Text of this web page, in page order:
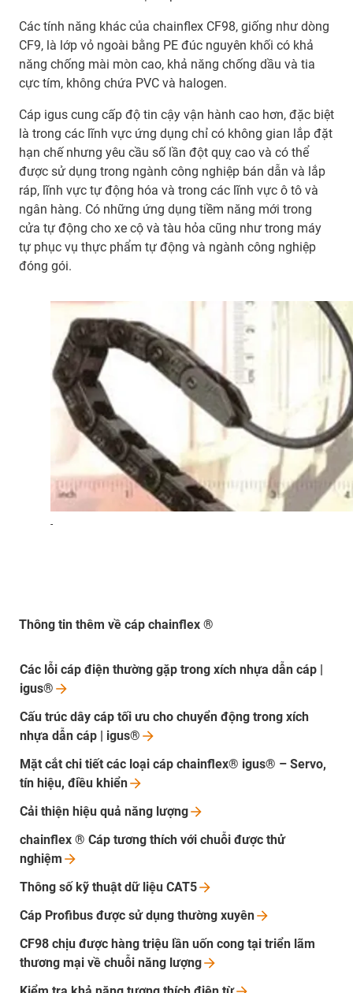
-
Các tính năng khác của chainflex CF98, giống như dòng
CF9, là lớp vỏ ngoài bằng PE đúc nguyên khối có khả
năng chống mài mòn cao, khả năng chống dầu và tia
cực tím, không chứa PVC và halogen.
Cáp igus cung cấp độ tin cậy vận hành cao hơn, đặc biệt
là trong các lĩnh vực ứng dụng chỉ có không gian lắp đặt
hạn chế nhưng yêu cầu số lần đột quỵ cao và có thể
được sử dụng trong ngành công nghiệp bán dẫn và lắp
ráp, lĩnh vực tự động hóa và trong các lĩnh vực ô tô và
ngân hàng. Có những ứng dụng tiềm năng mới trong
cửa tự động cho xe cộ và tàu hỏa cũng như trong máy
tự phục vụ thực phẩm tự động và ngành công nghiệp
đóng gói.
Thông tin thêm về cáp chainflex ®
Các lỗi cáp điện thường gặp trong xích nhựa dẫn cáp |
igus®
Cấu trúc dây cáp tối ưu cho chuyển động trong xích
nhựa dẫn cáp | igus®
Mặt cắt chi tiết các loại cáp chainflex® igus® – Servo,
tín hiệu, điều khiển
Cải thiện hiệu quả năng lượng
chainflex ® Cáp tương thích với chuỗi được thử
nghiệm
Thông số kỹ thuật dữ liệu CAT5
Cáp Profibus được sử dụng thường xuyên
CF98 chịu được hàng triệu lần uốn cong tại triển lãm
thương mại về chuỗi năng lượng